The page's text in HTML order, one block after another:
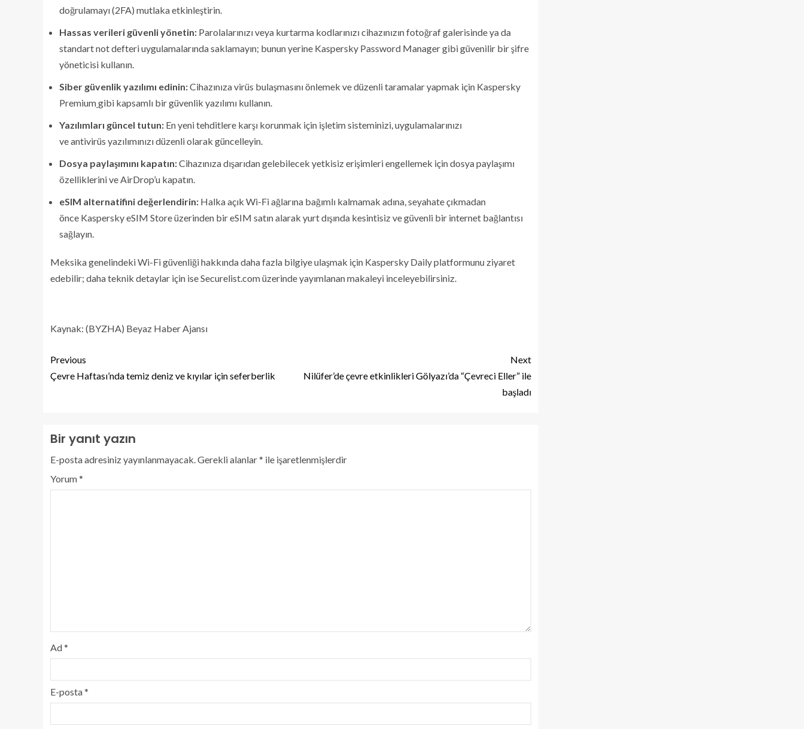
doğrulamayı (2FA) mutlaka etkinleştirin.
Hassas verileri güvenli yönetin: Parolalarınızı veya kurtarma kodlarınızı cihazınızın fotoğraf galerisinde ya da
standart not defteri uygulamalarında saklamayın; bunun yerine Kaspersky Password Manager gibi güvenilir bir şifre
yöneticisi kullanın.
Siber güvenlik yazılımı edinin:Cihazınıza virüs bulaşmasını önlemek ve düzenli taramalar yapmak için Kaspersky
Premiumgibi kapsamlı bir güvenlik yazılımı kullanın.
Yazılımları güncel tutun: En yeni tehditlere karşı korunmak için işletim sisteminizi, uygulamalarınızı
ve antivirüs yazılımınızı düzenli olarak güncelleyin.
Dosya paylaşımını kapatın:Cihazınıza dışarıdan gelebilecek yetkisiz erişimleri engellemek için dosya paylaşımı
özelliklerini ve AirDrop’u kapatın.
eSIM alternatifini değerlendirin: Halka açık Wi-Fi ağlarına bağımlı kalmamak adına, seyahate çıkmadan
önce Kaspersky eSIM Store üzerinden bir eSIM satın alarak yurt dışında kesintisiz ve güvenli bir internet bağlantısı
sağlayın.
Meksika genelindeki Wi-Fi güvenliği hakkında daha fazla bilgiye ulaşmak için Kaspersky Daily platformunu ziyaret
edebilir; daha teknik detaylar için ise Securelist.com üzerinde yayımlanan makaleyi inceleyebilirsiniz.
Kaynak: (BYZHA) Beyaz Haber Ajansı
Previous
Çevre Haftası’nda temiz deniz ve kıyılar için seferberlik
Next
Nilüfer’de çevre etkinlikleri Gölyazı’da “Çevreci Eller” ile
başladı
Bir yanıt yazın
E-posta adresiniz yayınlanmayacak.Gerekli alanlar* ile işaretlenmişlerdir
Yorum*
Ad*
E-posta*